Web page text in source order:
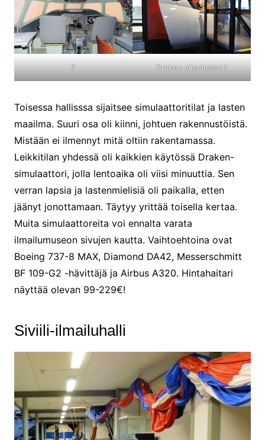
? Draken simulaattori
Toisessa hallisssa sijaitsee simulaattoritilat ja lasten
maailma. Suuri osa oli kiinni, johtuen rakennustöistä.
Mistään ei ilmennyt mitä oltiin rakentamassa.
Leikkitilan yhdessä oli kaikkien käytössä Draken-
simulaattori, jolla lentoaika oli viisi minuuttia. Sen
verran lapsia ja lastenmielisiä oli paikalla, etten
jäänyt jonottamaan. Täytyy yrittää toisella kertaa.
Muita simulaattoreita voi ennalta varata
ilmailumuseon sivujen kautta. Vaihtoehtoina ovat
Boeing 737-8 MAX, Diamond DA42, Messerschmitt
BF 109-G2 -hävittäjä ja Airbus A320. Hintahaitari
näyttää olevan 99-229€!
Siviili-ilmailuhalli